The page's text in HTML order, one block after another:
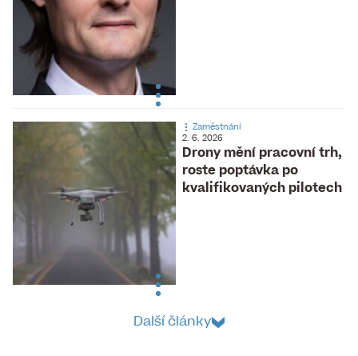
Drony mění pracovní trh,
roste poptávka po
kvalifikovaných pilotech
Zaměstnání
2. 6. 2026
Další články